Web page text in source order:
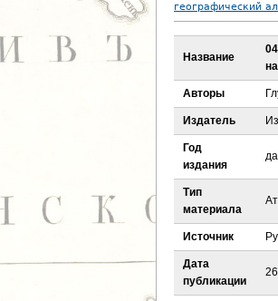
В
ы
д
е
ь
географический
Название
Авторы
Издатель
Год
издания
Тип
материала
Источник
Дата
публикации